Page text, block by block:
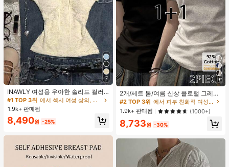
7
INAWLY 여성용 우아한 솔리드 컬러
레이스 탑 리본 장식, 여름
#1 TOP 3위
에서 섹시 여성 상의, 블라우스 & 티
1.9k+ 판매됨
8,490원 -25%
9
2개/세트 봄/여름 신상 플로럴 그레이
+ 블랙 반팔 티셔츠, 여성 슬림핏 솔리
드 컬러 언더셔츠 캐주얼
#2 TOP 3위
에서 피부 친화적 여성 상의, 블라우스 & 티
높은 재방문 고객
#2 TOP 3위
에서 피부 친화적 여성 상의, 블라우스 & 티
높은 재방문 고객
#2 TOP 3위
에서 피부 친화적 여성 상의, 블라우스 & 티
높은 재방문 고객
#2 TOP 3위
에서 피부 친화적 여성 상의, 블라우스 & 티
높은 재방문 고객
1.9k+ 판매됨 (1000+)
8,733원 -30%